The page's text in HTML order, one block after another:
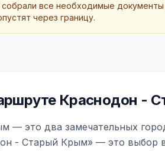
все необходимые
через границу.
Краснодон -
— это два замечательных
- Старый Крым» — это выбор